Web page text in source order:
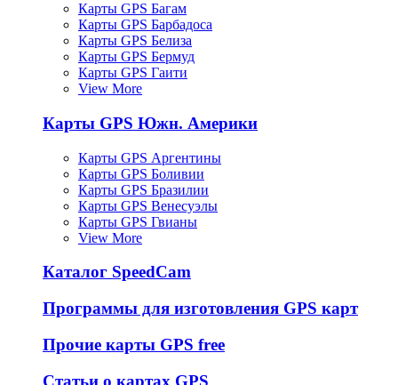
Карты GPS Багам
Карты GPS Барбадоса
Карты GPS Белиза
Карты GPS Бермуд
Карты GPS Гаити
View More
Карты GPS Южн. Америки
Карты GPS Аргентины
Карты GPS Боливии
Карты GPS Бразилии
Карты GPS Венесуэлы
Карты GPS Гвианы
View More
Каталог SpeedCam
Программы для изготовления GPS карт
Прочие карты GPS free
Статьи о картах GPS